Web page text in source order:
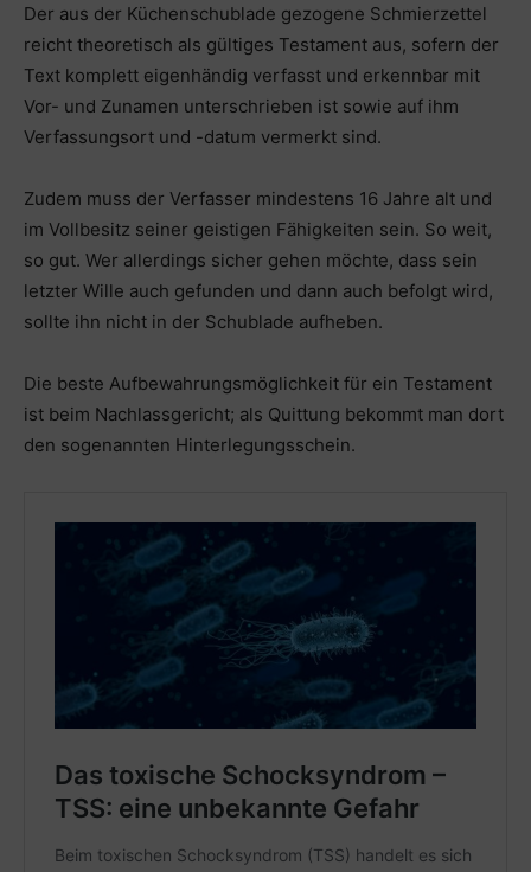
Der aus der Küchenschublade gezogene Schmierzettel
reicht theoretisch als gültiges Testament aus, sofern der
Text komplett eigenhändig verfasst und erkennbar mit
Vor- und Zunamen unterschrieben ist sowie auf ihm
Verfassungsort und -datum vermerkt sind.
Zudem muss der Verfasser mindestens 16 Jahre alt und
im Vollbesitz seiner geistigen Fähigkeiten sein. So weit,
so gut. Wer allerdings sicher gehen möchte, dass sein
letzter Wille auch gefunden und dann auch befolgt wird,
sollte ihn nicht in der Schublade aufheben.
Die beste Aufbewahrungsmöglichkeit für ein Testament
ist beim Nachlassgericht; als Quittung bekommt man dort
den sogenannten Hinterlegungsschein.